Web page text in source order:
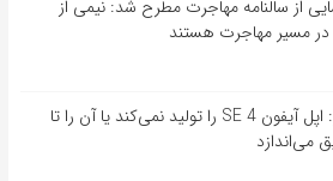
از سالنامه مهاجرت مطرح شد: نیمی از
در مسیر مهاجرت هستند
مینگ-چی کو: اپل آیفون SE 4 را تولید نمی‌کند یا آن را تا